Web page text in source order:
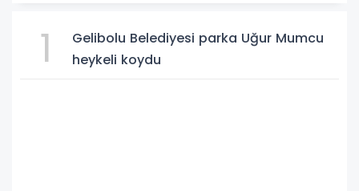
1
Gelibolu Belediyesi parka Uğur Mumcu
heykeli koydu